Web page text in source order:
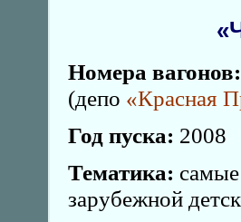
Номера вагонов:
(депо «Красная
Год пуска: 2008
Тематика:
зарубежной